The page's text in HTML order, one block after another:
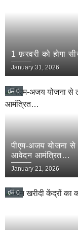
1 फ़रवरी को होगा
January 31, 2026
0
पीएम-अजय योजना
आवेदन आमंत्रित…
January 21, 2026
0